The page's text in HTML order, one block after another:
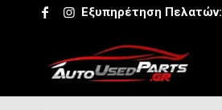
Εξυπηρέτηση Πελατών: